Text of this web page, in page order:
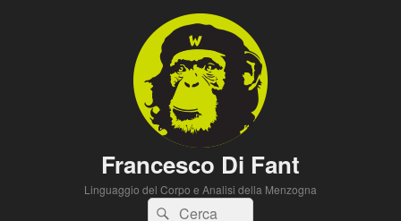
Francesco Di Fant
Linguaggio del Corpo e Analisi della Menzogna
Cerca:Cerca